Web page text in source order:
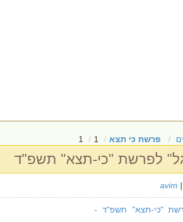
פרשת כי תצא 1
1
לפרשת "כי-תצא" תשפ"ד
avim
"כי-תצא" תשפ"ד -